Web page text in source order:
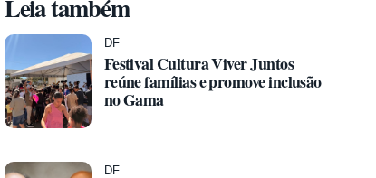
Leia também
DF
Festival Cultura Viver Juntos
reúne famílias e promove inclusão
no Gama
DF